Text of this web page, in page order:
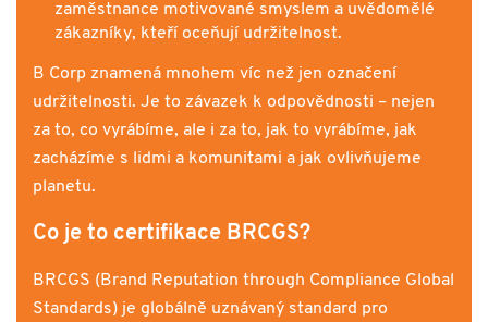
zaměstnance motivované smyslem a uvědomělé
zákazníky, kteří oceňují udržitelnost.
B Corp znamená mnohem víc než jen označení
udržitelnosti. Je to závazek k odpovědnosti – nejen
za to, co vyrábíme, ale i za to, jak to vyrábíme, jak
zacházíme s lidmi a komunitami a jak ovlivňujeme
planetu.
Co je to certifikace BRCGS?
BRCGS (Brand Reputation through Compliance Global
Standards) je globálně uznávaný standard pro